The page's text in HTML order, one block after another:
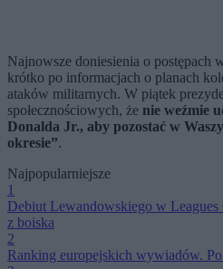
Najnowsze doniesienia o postępach
krótko po informacjach o planach
ataków militarnych. W piątek
społecznościowych, że nie weźmie
Donalda Jr., aby pozostać w
okresie”.
Najpopularniejsze
1
Debiut Lewandowskiego w
z boiska
2
Ranking europejskich wywiadów.